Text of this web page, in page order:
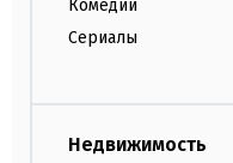
Комедии
Сериалы
Недвижимость